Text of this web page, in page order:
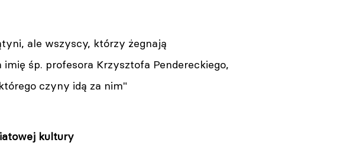
ale wszyscy, którzy żegnają
śp. profesora Krzysztofa Pendereckiego,
czyny idą za nim"
kultury